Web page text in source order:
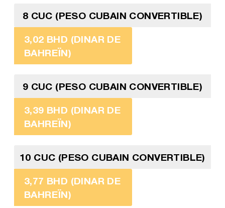
8 CUC (PESO CUBAIN CONVERTIBLE)
3,02 BHD (DINAR DE
BAHREÏN)
9 CUC (PESO CUBAIN CONVERTIBLE)
3,39 BHD (DINAR DE
BAHREÏN)
10 CUC (PESO CUBAIN CONVERTIBLE)
3,77 BHD (DINAR DE
BAHREÏN)